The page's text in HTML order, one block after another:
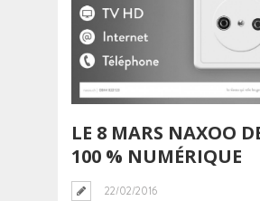
LE 8 MARS NAXOO
100 % NUMÉRIQUE
22/02/2016